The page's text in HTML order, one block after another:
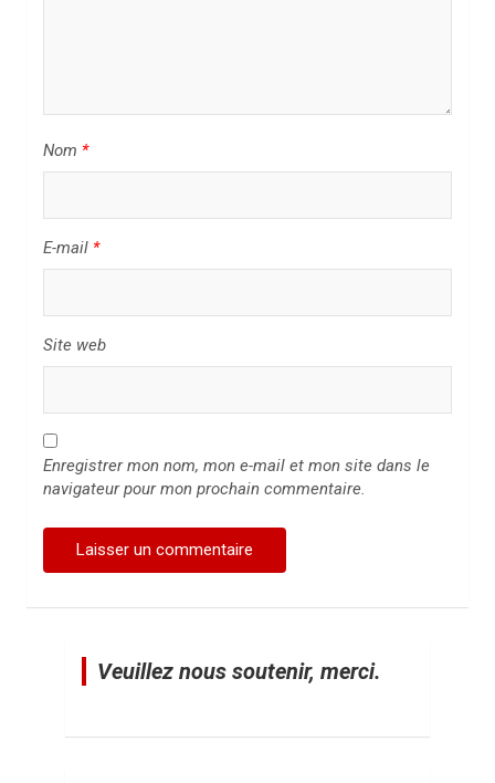
Nom *
E-mail *
Site web
Enregistrer mon nom, mon e-mail et mon site dans le
navigateur pour mon prochain commentaire.
Veuillez nous soutenir, merci.